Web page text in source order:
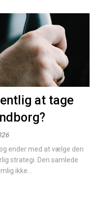
at tage
ender med at vælge den
strategi. Den samlede
ikke...